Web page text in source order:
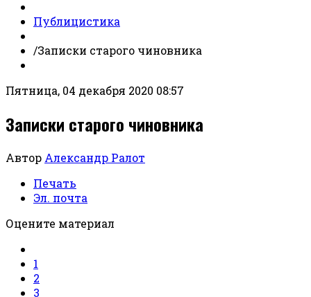
Публицистика
/Записки старого чиновника
Пятница, 04 декабря 2020 08:57
Записки старого чиновника
Автор Александр Ралот
Печать
Эл. почта
Оцените материал
1
2
3